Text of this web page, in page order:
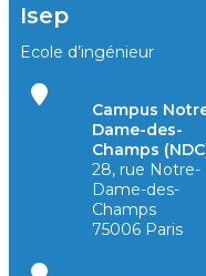
Isep
Ecole d’ingénieur
Campus
Dame-des-
Champs
28, rue Notre-
Dame-des-
Champs
75006 Paris